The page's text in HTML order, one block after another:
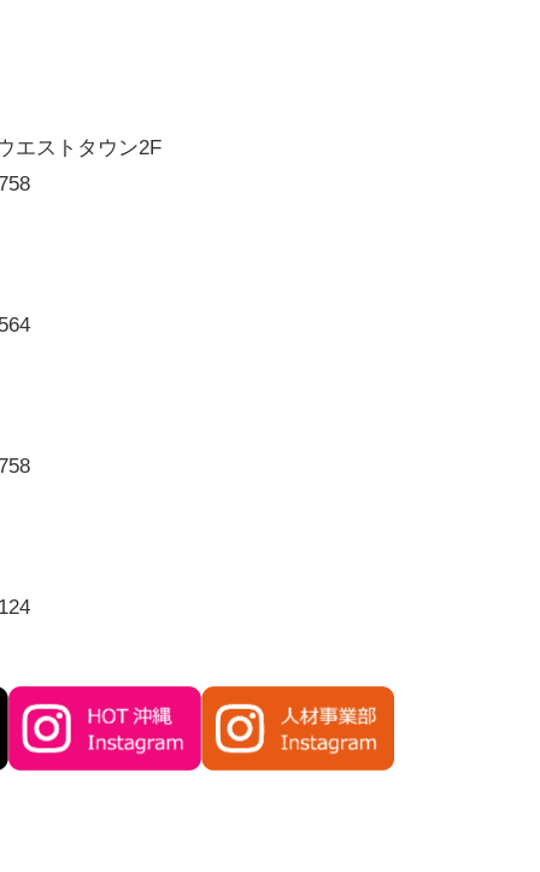
エストタウン2F